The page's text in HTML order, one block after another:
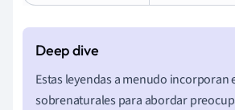
Estas leyendas a menudo incorporan
sobrenaturales para abordar